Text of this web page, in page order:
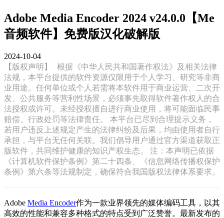
Adobe Media Encoder 2024 v24.0.0【Me
音频软件】免费版汉化破解版
2024-10-04
【版权声明】
根据《中华人民共和国著作权法》及相关法律
法规，本平台提供的软件资源仅限用于个人学习、研究等非商
业用途。任何单位或个人若需将本软件用于商业运营、二次开
发、公共服务等营利性场景，必须事先取得软件著作权人的合
法授权或许可。未经授权擅自进行商业使用，将可能面临民事
赔偿、行政处罚等法律责任。 本平台已尽到合理提示义务，
若用户违反上述规定产生的法律纠纷及后果，均由使用者自行
承担，与平台无任何关联。我们倡导用户通过官方渠道获取正
版软件，共同维护健康的知识产权生态。 注：本声明已依据
《计算机软件保护条例》第二十四条、《信息网络传播权保护
条例》第六条等法规制定，确保符合我国版权法律体系要求。
Adobe Media Encoder作为一款业界领先的媒体编码工具，以其
高效的性能和兼容多种格式的特点受到广泛赞誉。最新发布的